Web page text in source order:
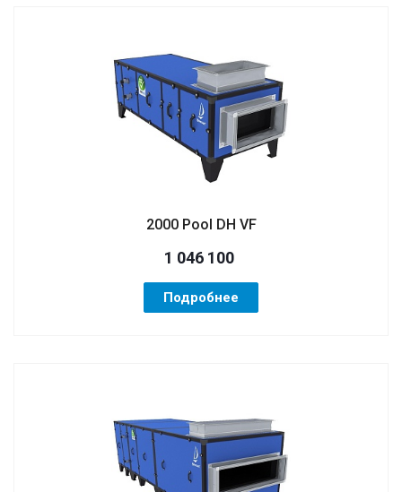
2000 Pool DH VF
1 046 100
Подробнее